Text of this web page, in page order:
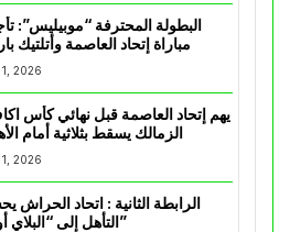
البطولة المحترفة “موبيليس”:
مباراة إتحاد العاصمة وأتلتيك
1, 2026
يهم إتحاد العاصمة قبل نهائي كأس
1, 2026
الرابطة الثانية : اتحاد الحراش
التأهل إلى “البلاي أوف”